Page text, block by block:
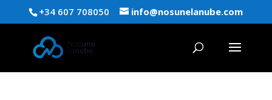
+34 607 708050 info@nosunelanube.com